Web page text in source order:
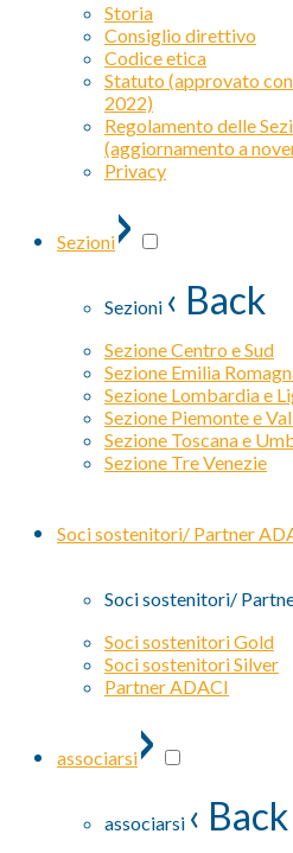
Storia
Consiglio direttivo
Codice etica
Statuto (approvato
2022)
Regolamento delle
(aggiornamento a
Privacy
Sezioni›
Sezioni ‹ Back
Sezione Centro e Sud
Sezione Emilia
Sezione Lombardia e
Sezione Piemonte e
Sezione Toscana e
Sezione Tre Venezie
Soci sostenitori/ Partner
Soci sostenitori/
Soci sostenitori Gold
Soci sostenitori Silver
Partner ADACI
associarsi›
associarsi ‹ Back